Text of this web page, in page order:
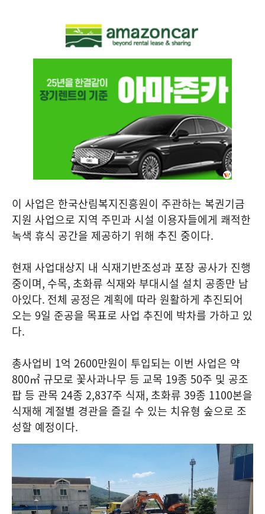
이 사업은 한국산림복지진흥원이 주관하는 복권기금
지원 사업으로 지역 주민과 시설 이용자들에게 쾌적한
녹색 휴식 공간을 제공하기 위해 추진 중이다.
현재 사업대상지 내 식재기반조성과 포장 공사가 진행
중이며, 수목, 초화류 식재와 부대시설 설치 공종만 남
아있다. 전체 공정은 계획에 따라 원활하게 추진되어
오는 9일 준공을 목표로 사업 추진에 박차를 가하고 있
다.
총사업비 1억 2600만원이 투입되는 이번 사업은 약
800㎡ 규모로 꽃사과나무 등 교목 19종 50주 및 공조
팝 등 관목 24종 2,837주 식재, 초화류 39종 1100본을
식재해 계절별 경관을 즐길 수 있는 치유형 숲으로 조
성할 예정이다.